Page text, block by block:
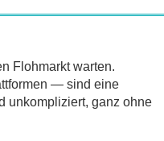
Flohmarkt warten.
— sind eine
unkompliziert, ganz ohne